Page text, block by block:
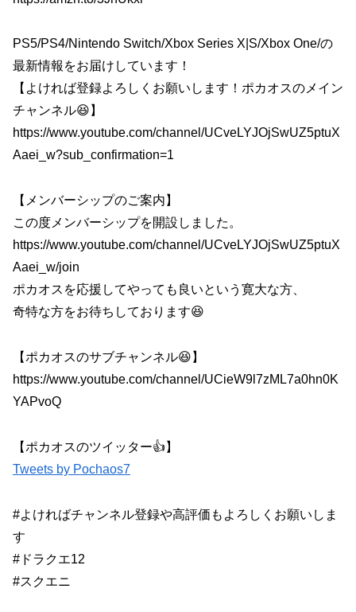
PS5/PS4/Nintendo Switch/Xbox Series X|S/Xbox One/の
最新情報をお届けしています！
【よければ登録よろしくお願いします！ポカオスのメイン
チャンネル😆】
https://www.youtube.com/channel/UCveLYJOjSwUZ5ptuX
Aaei_w?sub_confirmation=1
【メンバーシップのご案内】
この度メンバーシップを開設しました。
https://www.youtube.com/channel/UCveLYJOjSwUZ5ptuX
Aaei_w/join
ポカオスを応援してやっても良いという寛大な方、
奇特な方をお待ちしております😆
【ポカオスのサブチャンネル😆】
https://www.youtube.com/channel/UCieW9l7zML7a0hn0K
YAPvoQ
【ポカオスのツイッター👍】
Tweets by Pochaos7
#よければチャンネル登録や高評価もよろしくお願いしま
す
#ドラクエ12
#スクエニ